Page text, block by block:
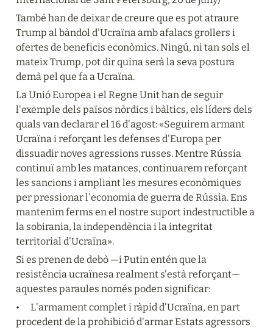
També han de deixar de creure que es pot atraure
Trump al bàndol d'Ucraïna amb afalacs grollers i
ofertes de beneficis econòmics. Ningú, ni tan sols el
mateix Trump, pot dir quina serà la seva postura
demà pel que fa a Ucraïna.
La Unió Europea i el Regne Unit han de seguir
l'exemple dels països nòrdics i bàltics, els líders dels
quals van declarar el 16 d'agost: «Seguirem armant
Ucraïna i reforçant les defenses d'Europa per
dissuadir noves agressions russes. Mentre Rússia
continuï amb les matances, continuarem reforçant
les sancions i ampliant les mesures econòmiques
per pressionar l'economia de guerra de Rússia. Ens
mantenim ferms en el nostre suport indestructible a
la sobirania, la independència i la integritat
territorial d'Ucraïna».
Si es prenen de debò —i Putin entén que la
resistència ucraïnesa realment s'està reforçant—
aquestes paraules només poden significar:
•	L'armament complet i ràpid d'Ucraïna, en part
procedent de la prohibició d'armar Estats agressors